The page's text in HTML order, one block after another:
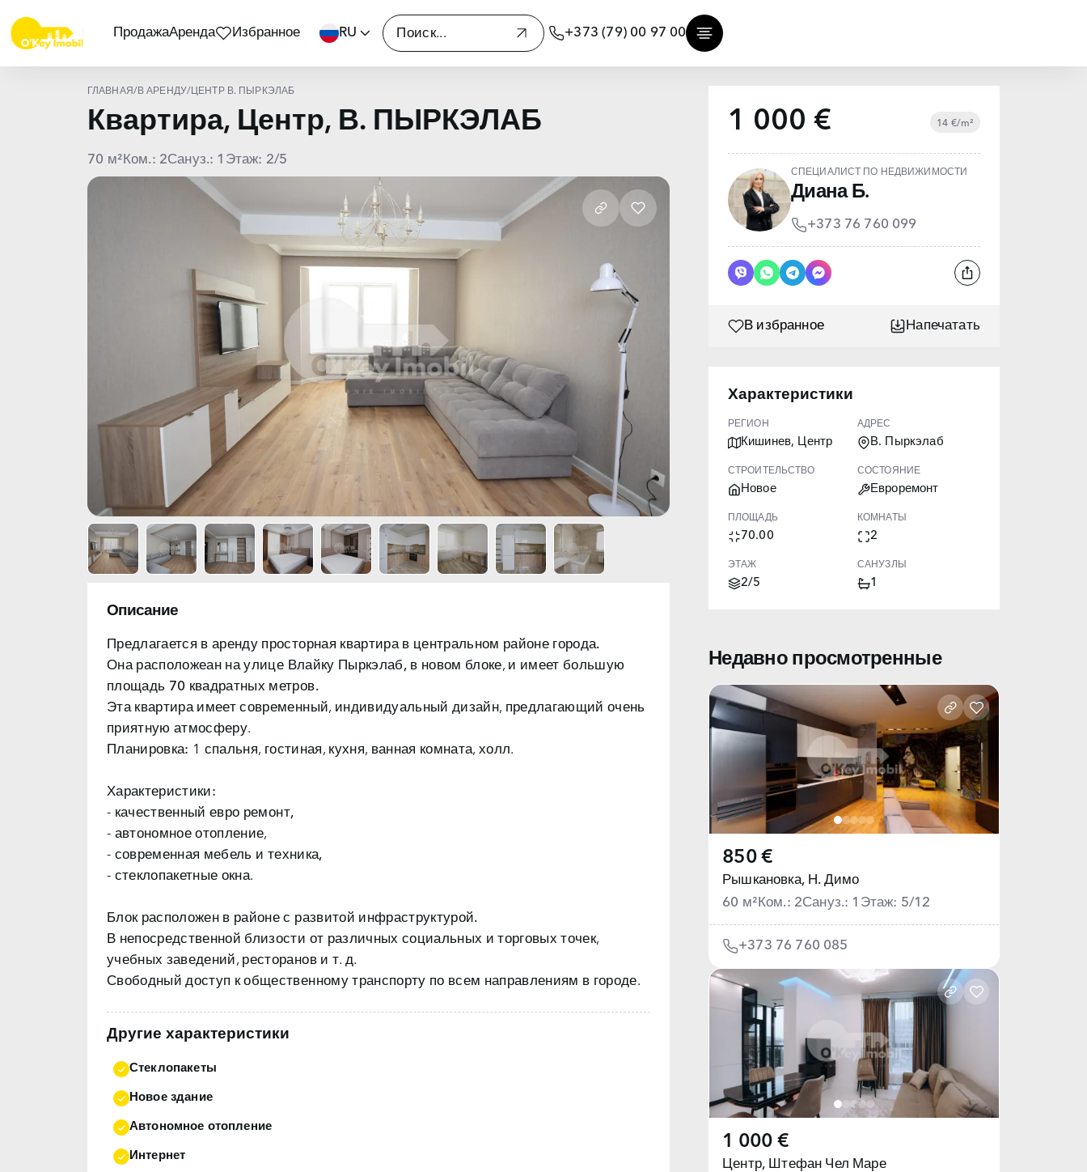
ПродажаАренда Избранное RU +373 (79) 00 97 00
ГЛАВНАЯ/ В АРЕНДУ/ ЦЕНТР В. ПЫРКЭЛАБ
Квартира, Центр, В. ПЫРКЭЛАБ
70 м² Ком.: 2Сануз.: 1 Этаж: 2/5
Описание
Предлагается в аренду просторная квартира в центральном районе города.
Она расположеан наулице Влайку Пыркэлаб,в новом блоке, и имеет большую
площадь 70 квадратных метров.
Эта квартира имеет современный, индивидуальный дизайн, предлагающий очень
Планировка: 1 спальня, гостиная, кухня, ванная комната, холл.
Характеристики:
- качественный евро ремонт,
- автономное отопление,
- современная мебель и техника,
- стеклопакетные окна.
Блок расположен в районе с развитой инфраструктурой.
В непосредственной близости от различных социальных и торговых точек,
учебных заведений, ресторанов и т. д.
Свободный доступ к общественному транспорту по всем направлениям в городе.
Другие характеристики
Стеклопакеты
Новое здание
Автономное отопление
Интернет
1 000 € 14 €/m²
СПЕЦИАЛИСТ ПО НЕДВИЖИМОСТИ
Диана Б.
+373 76 760 099
В избранное Напечатать
Характеристики
РЕГИОН
Кишинев, Центр
АДРЕС
В. Пыркэлаб
СТРОИТЕЛЬСТВО
Новое
СОСТОЯНИЕ
Евроремонт
ПЛОЩАДЬ
70.00
КОМНАТЫ
2
ЭТАЖ
2/5
САНУЗЛЫ
1
Недавно просмотренные
850 €
Рышкановка, Н. Димо
60 м² Ком.: 2Сануз.: 1 Этаж: 5/12
+373 76 760 085
1 000 €
Центр, Штефан Чел Маре